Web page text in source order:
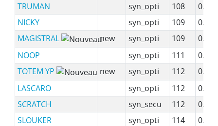
TRUMAN
syn_opti 108
0.85
NICKY
syn_opti 109
0.83
MAGISTRAL
new syn_opti 109
0.99
NOOP
syn_opti 111
0.99
TOTEM YP
new syn_opti 112
0.86
LASCARO
syn_opti 112
0.99
SCRATCH
syn_secu 112
0.88
SLOUKER
syn_opti 114
0.90